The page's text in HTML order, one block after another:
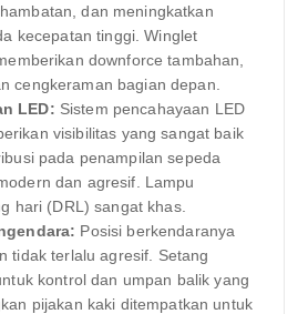
dan meningkatkan
kecepatan tinggi. Winglet
downforce tambahan,
cengkeraman bagian depan.
LED: Sistem pencahayaan LED
visibilitas yang sangat baik
pada penampilan sepeda
dan agresif. Lampu
hari (DRL) sangat khas.
Posisi berkendaranya
tidak terlalu agresif. Setang
kontrol dan umpan balik yang
pijakan kaki ditempatkan untuk